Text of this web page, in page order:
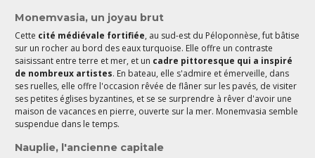
Monemvasia, un joyau brut
Cette cité médiévale fortifiée, au sud-est du Péloponnèse, fut bâtise
sur un rocher au bord des eaux turquoise. Elle offre un contraste
saisissant entre terre et mer, et un cadre pittoresque qui a inspiré
de nombreux artistes. En bateau, elle s'admire et émerveille, dans
ses ruelles, elle offre l'occasion rêvée de flâner sur les pavés, de visiter
ses petites églises byzantines, et se se surprendre à rêver d'avoir une
maison de vacances en pierre, ouverte sur la mer. Monemvasia semble
suspendue dans le temps.
Nauplie, l'ancienne capitale